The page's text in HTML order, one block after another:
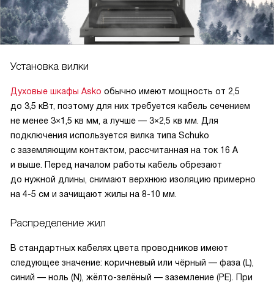
Установка вилки
Духовые шкафы Asko обычно имеют мощность от 2,5
до 3,5 кВт, поэтому для них требуется кабель сечением
не менее 3×1,5 кв мм, а лучше — 3×2,5 кв мм. Для
подключения используется вилка типа Schuko
с заземляющим контактом, рассчитанная на ток 16 А
и выше. Перед началом работы кабель обрезают
до нужной длины, снимают верхнюю изоляцию примерно
на 4-5 см и зачищают жилы на 8-10 мм.
Распределение жил
В стандартных кабелях цвета проводников имеют
следующее значение: коричневый или чёрный — фаза (L),
синий — ноль (N), жёлто-зелёный — заземление (PE). При